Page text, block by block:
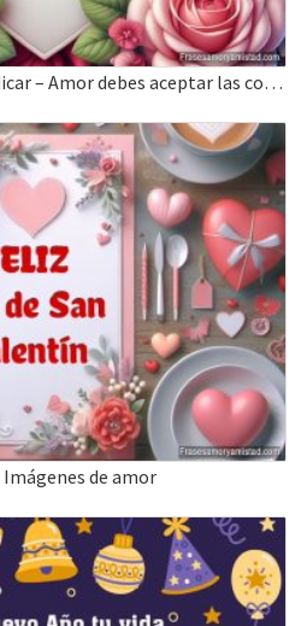
Tarjetas de Amor para dedicar – Amor debes aceptar las cosas
Imágenes de amor